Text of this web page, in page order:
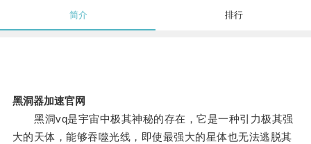
简介 排行
黑洞器加速官网
黑洞vq是宇宙中极其神秘的存在，它是一种引力极其强
大的天体，能够吞噬光线，即使最强大的星体也无法逃脱其